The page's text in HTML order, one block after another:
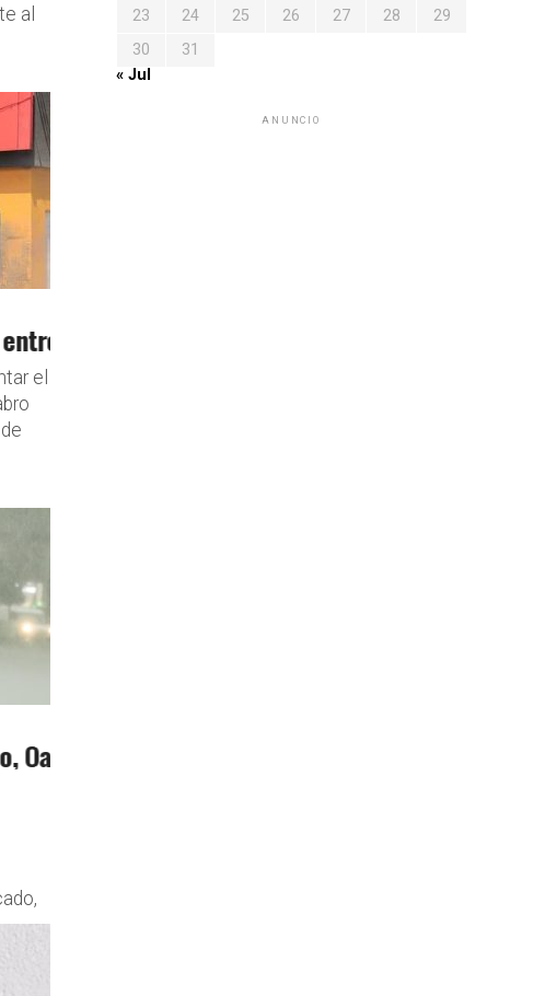
al
Enteras
el CJNG y La Barredora Siembra Terror y Desafía
el
a Dos Bocas
y Veracruz
23
24 25 26 27 28
29
30
31
« Jul
ANUNCIO